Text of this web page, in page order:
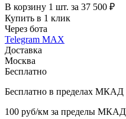
В корзину 1 шт. за 37 500 ₽
Купить в 1 клик
Через бота
Telegram MAX
Доставка
Москва
Бесплатно
Бесплатно в пределах МКАД
100 руб/км за пределы